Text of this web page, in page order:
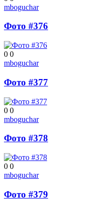
mboguchar
Фото #376
0 0
mboguchar
Фото #377
0 0
mboguchar
Фото #378
0 0
mboguchar
Фото #379